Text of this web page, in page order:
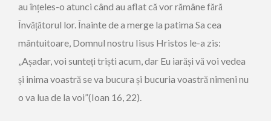
au înțeles-o atunci când au aflat că vor rămâne fără
Învățătorul lor. Înainte de a merge la patima Sa cea
mântuitoare, Domnul nostru Iisus Hristos le-a zis:
„Așadar, voi sunteți triști acum, dar Eu iarăși vă voi vedea
și inima voastră se va bucura și bucuria voastră nimeni nu
o va lua de la voi”(Ioan 16, 22).